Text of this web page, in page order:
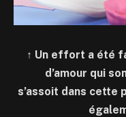
↑ Un effort a été
d’amour qui
s’assoit dans cette